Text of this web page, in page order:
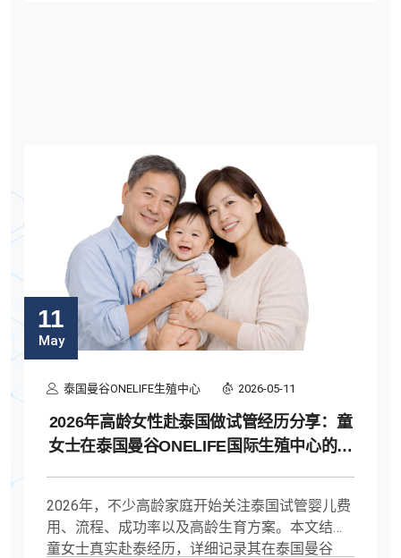
11
May
泰国曼谷ONELIFE生殖中心 2026-05-11
2026年高龄女性赴泰国做试管经历分享：童
女士在泰国曼谷ONELIFE国际生殖中心的周
2026年，不少高龄家庭开始关注泰国试管婴儿费
用、流程、成功率以及高龄生育方案。本文结合
童女士真实赴泰经历，详细记录其在泰国曼谷